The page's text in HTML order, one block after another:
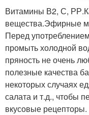
Витамины В2, С,
вещества.Эфирные
Перед
промыть холодной
пряность не очень
полезные качества
некоторых случаях
салата и т.д., чтобы
вкусовые рецепторы.